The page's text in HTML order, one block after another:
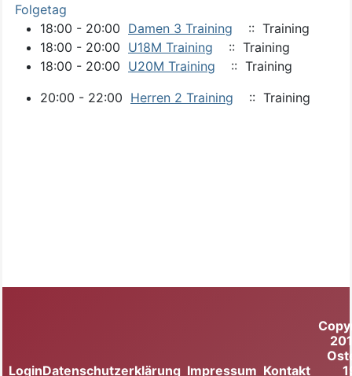
Folgetag
18:00 - 20:00 Damen 3 Training
:: Training
18:00 - 20:00 U18M Training
:: Training
18:00 - 20:00 U20M Training
:: Training
20:00 - 22:00 Herren 2 Training :: Training
LoginDatenschutzerklärung Impressum Kontakt